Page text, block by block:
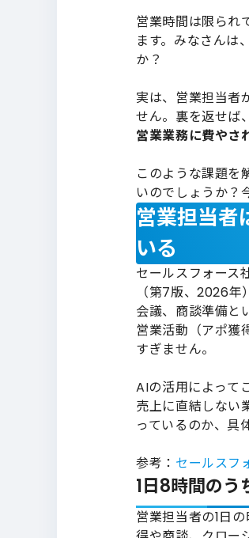
営業時間は限られ
ます。みなさんは
か？
実は、営業担当者
せん。裏を返せば、
営業業務に費やさ
このような課題を
いのでしょうか？
営業担当者
いる
セールスフォース
（第7版、2026
会議、商談準備と
営業活動（アポ獲
すぎません。
AIの活用によって
売上に直結しない
っているのか、具
参考： セールスフ
1日8時間の
営業担当者の1日